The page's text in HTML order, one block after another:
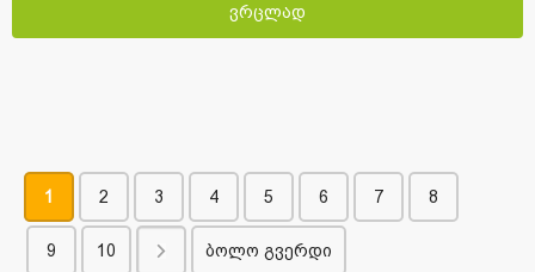
ვრცლად
1 2 3 4 5 6 7 8
9 10 ბოლო გვერდი